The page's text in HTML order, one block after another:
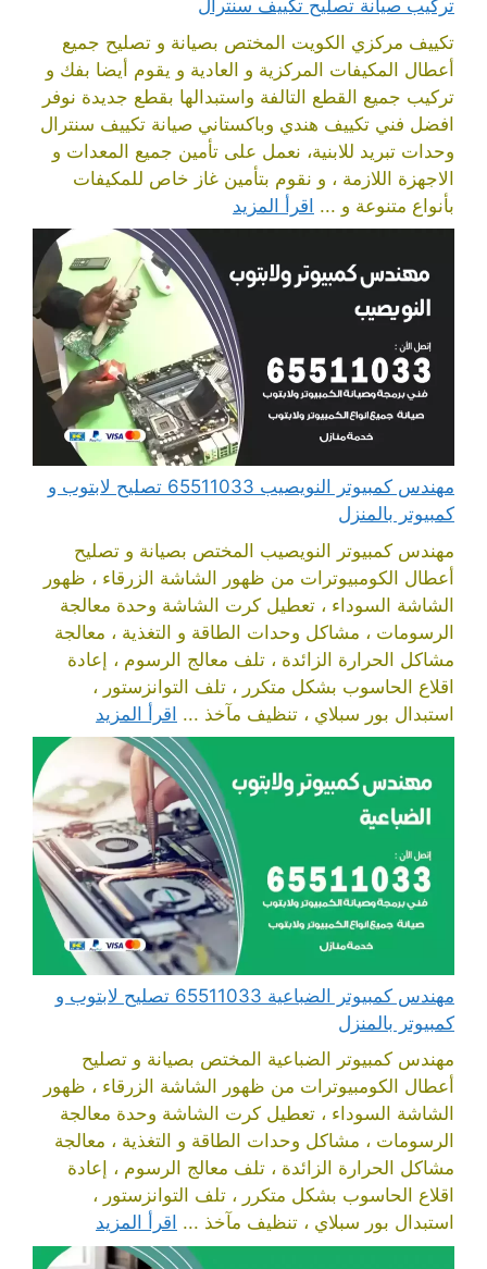
تركيب صيانة تصليح تكييف سنترال
تكييف مركزي الكويت المختص بصيانة و تصليح جميع
أعطال المكيفات المركزية و العادية و يقوم أيضا بفك و
تركيب جميع القطع التالفة واستبدالها بقطع جديدة نوفر
افضل فني تكييف هندي وباكستاني صيانة تكييف سنترال
وحدات تبريد للابنية، نعمل على تأمين جميع المعدات و
الاجهزة اللازمة ، و نقوم بتأمين غاز خاص للمكيفات
بأنواع متنوعة و ... اقرأ المزيد
مهندس كمبيوتر النويصيب 65511033 تصليح لابتوب و
كمبيوتر بالمنزل
مهندس كمبيوتر النويصيب المختص بصيانة و تصليح
أعطال الكومبيوترات من ظهور الشاشة الزرقاء ، ظهور
الشاشة السوداء ، تعطيل كرت الشاشة وحدة معالجة
الرسومات ، مشاكل وحدات الطاقة و التغذية ، معالجة
مشاكل الحرارة الزائدة ، تلف معالج الرسوم ، إعادة
اقلاع الحاسوب بشكل متكرر ، تلف التوانزستور ،
استبدال بور سبلاي ، تنظيف مآخذ ... اقرأ المزيد
مهندس كمبيوتر الضباعية 65511033 تصليح لابتوب و
كمبيوتر بالمنزل
مهندس كمبيوتر الضباعية المختص بصيانة و تصليح
أعطال الكومبيوترات من ظهور الشاشة الزرقاء ، ظهور
الشاشة السوداء ، تعطيل كرت الشاشة وحدة معالجة
الرسومات ، مشاكل وحدات الطاقة و التغذية ، معالجة
مشاكل الحرارة الزائدة ، تلف معالج الرسوم ، إعادة
اقلاع الحاسوب بشكل متكرر ، تلف التوانزستور ،
استبدال بور سبلاي ، تنظيف مآخذ ... اقرأ المزيد